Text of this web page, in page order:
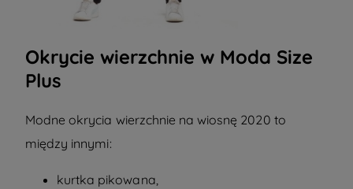
Okrycie wierzchnie w Moda Size
Plus
Modne okrycia wierzchnie na wiosnę 2020 to
między innymi:
kurtka pikowana,